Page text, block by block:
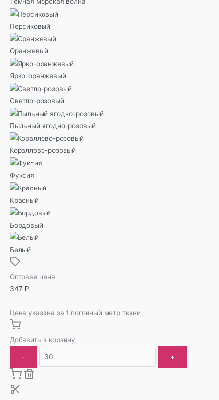
Персиковый
Оранжевый
Ярко-оранжевый
Светло-розовый
Пыльный ягодно-розовый
Кораллово-розовый
Фуксия
Красный
Бордовый
Белый
Оптовая цена
347 ₽
Цена указана за 1 погонный метр ткани
Добавить в корзину
- +